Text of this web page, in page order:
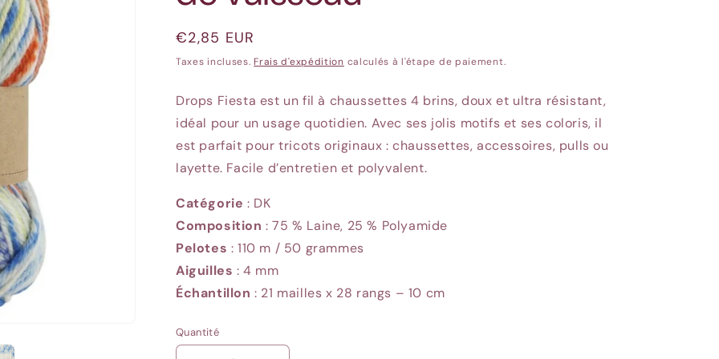
Prix
habituel
€2,85 EUR
Taxes incluses. Frais d'expédition calculés à l'étape de paiement.
Drops Fiesta est un fil à chaussettes 4 brins, doux et ultra résistant,
idéal pour un usage quotidien. Avec ses jolis motifs et ses coloris, il
est parfait pour tricots originaux : chaussettes, accessoires, pulls ou
layette. Facile d’entretien et polyvalent.
Catégorie : DK
Composition : 75 % Laine, 25 % Polyamide
Pelotes : 110 m / 50 grammes
Aiguilles : 4 mm
Échantillon : 21 mailles x 28 rangs – 10 cm
Quantité
Quantité